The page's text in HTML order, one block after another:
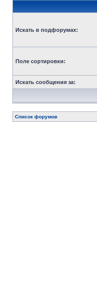
Искать в подфорумах:
Поле сортировки:
Искать сообщения за:
Список форумов